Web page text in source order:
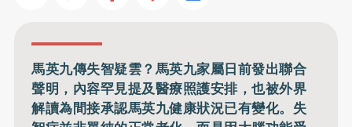
馬英九傳失智疑雲？馬英九家屬日前發出聯合
聲明，內容罕見提及醫療照護安排，也被外界
解讀為間接承認馬英九健康狀況已有變化。失